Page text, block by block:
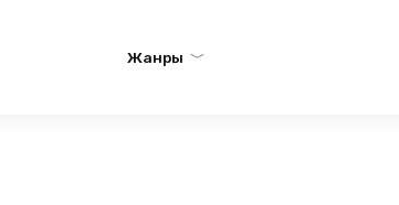
Жанры